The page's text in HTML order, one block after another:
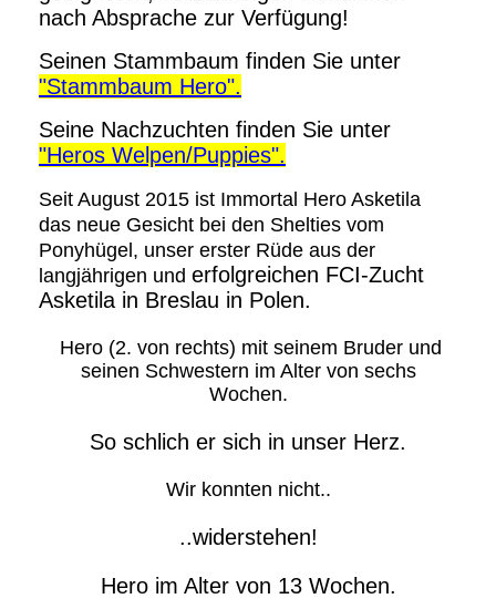
nach Absprache zur Verfügung!
Seinen Stammbaum finden Sie unter
"Stammbaum Hero".
Seine Nachzuchten finden Sie unter
"Heros Welpen/Puppies".
Seit August 2015 ist Immortal Hero Asketila
das neue Gesicht bei den Shelties vom
Ponyhügel, unser erster Rüde aus der
langjährigen und erfolgreichen FCI-Zucht
Asketila in Breslau in Polen.
Hero (2. von rechts) mit seinem Bruder und
seinen Schwestern im Alter von sechs
Wochen.
So schlich er sich in unser Herz.
Wir konnten nicht..
..widerstehen!
Hero im Alter von 13 Wochen.